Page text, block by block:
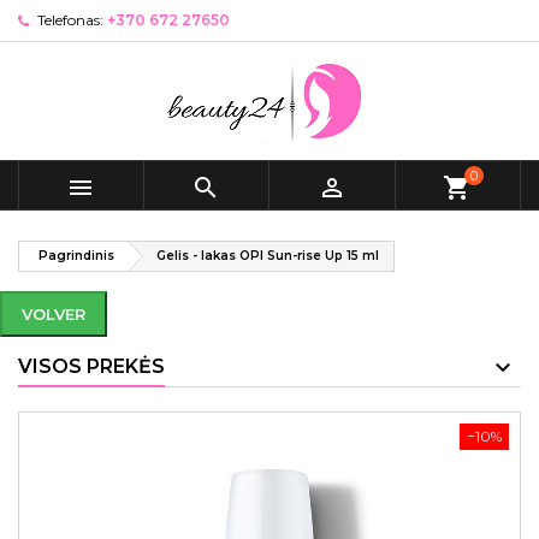
Telefonas: +370 672 27650
   shopping_cart0
Pagrindinis Gelis - lakas OPI Sun-rise Up 15 ml
VOLVER
VISOS PREKĖS
−10%